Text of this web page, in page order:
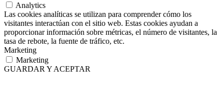
Analytics
Las cookies analíticas se utilizan para comprender cómo los
visitantes interactúan con el sitio web. Estas cookies ayudan a
proporcionar información sobre métricas, el número de visitantes, la
tasa de rebote, la fuente de tráfico, etc.
Marketing
Marketing
GUARDAR Y ACEPTAR